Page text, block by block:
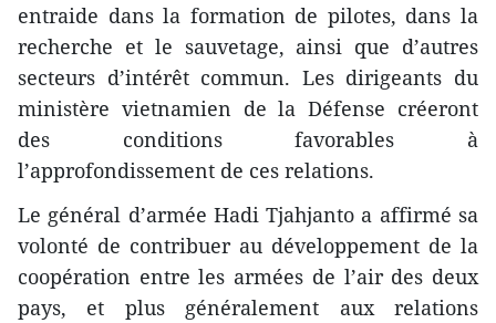
entraide dans la formation de pilotes, dans la
recherche et le sauvetage, ainsi que d’autres
secteurs d’intérêt commun. Les dirigeants du
ministère vietnamien de la Défense créeront
des conditions favorables à
l’approfondissement de ces relations.
Le général d’armée Hadi Tjahjanto a affirmé sa
volonté de contribuer au développement de la
coopération entre les armées de l’air des deux
pays, et plus généralement aux relations